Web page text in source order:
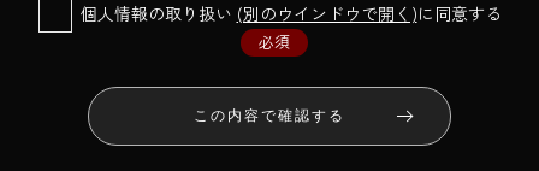
個人情報の取り扱い (別のウインドウで開く)に同意する
必須